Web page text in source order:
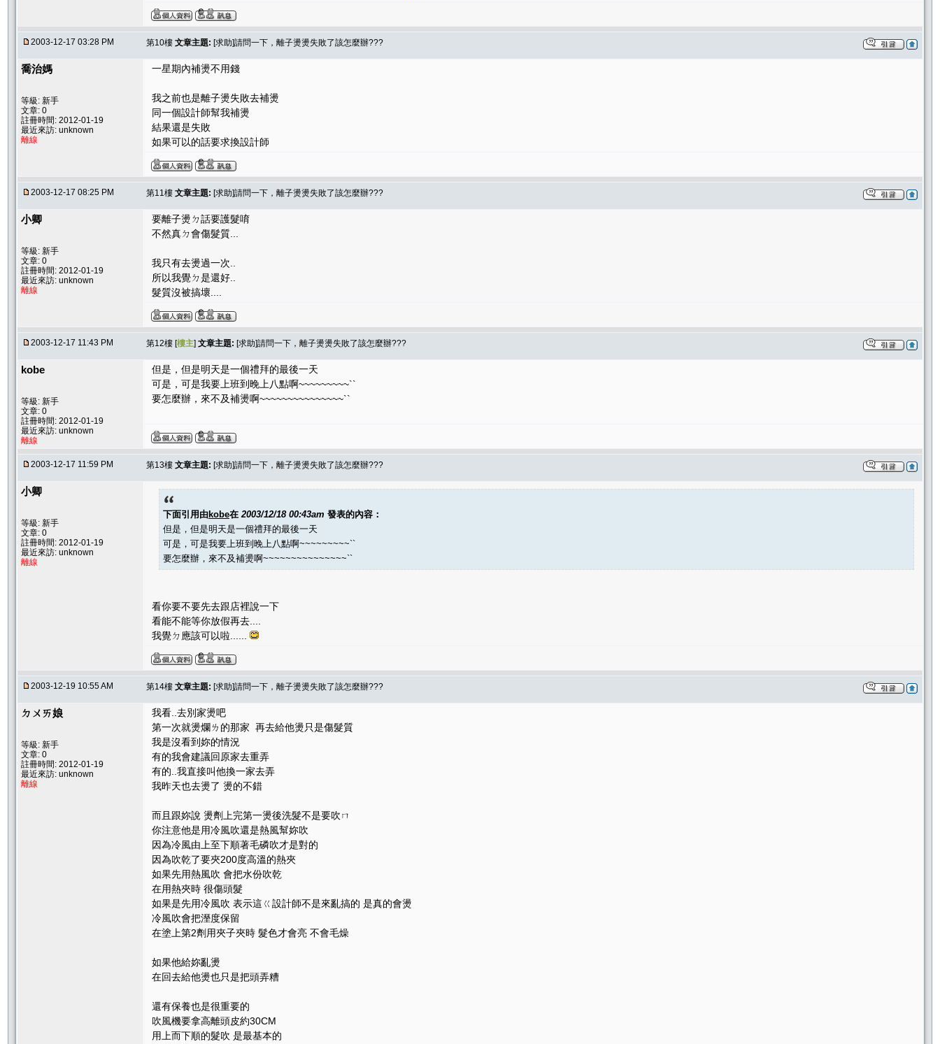
2003-12-17 03:28 PM 第10樓 文章主題: [求助]請問一下，離子燙燙失敗了該怎麼辦???
喬治媽
等級: 新手
文章: 0
註冊時間: 2012-01-19
最近來訪: unknown
離線
一星期內補燙不用錢
我之前也是離子燙失敗去補燙
同一個設計師幫我補燙
結果還是失敗
如果可以的話要求換設計師
2003-12-17 08:25 PM 第11樓 文章主題: [求助]請問一下，離子燙燙失敗了該怎麼辦???
小卿
等級: 新手
文章: 0
註冊時間: 2012-01-19
最近來訪: unknown
離線
要離子燙ㄉ話要護髮唷
不然真ㄉ會傷髮質...
我只有去燙過一次..
所以我覺ㄉ是還好..
髮質沒被搞壞....
2003-12-17 11:43 PM 第12樓 [樓主] 文章主題: [求助]請問一下，離子燙燙失敗了該怎麼辦???
kobe
等級: 新手
文章: 0
註冊時間: 2012-01-19
最近來訪: unknown
離線
但是，但是明天是一個禮拜的最後一天
可是，可是我要上班到晚上八點啊~~~~~~~~~``
要怎麼辦，來不及補燙啊~~~~~~~~~~~~~~~``
2003-12-17 11:59 PM 第13樓 文章主題: [求助]請問一下，離子燙燙失敗了該怎麼辦???
小卿
等級: 新手
文章: 0
註冊時間: 2012-01-19
最近來訪: unknown
離線
下面引用由kobe在 2003/12/18 00:43am 發表的內容：
但是，但是明天是一個禮拜的最後一天
可是，可是我要上班到晚上八點啊~~~~~~~~~``
要怎麼辦，來不及補燙啊~~~~~~~~~~~~~~~``
看你要不要先去跟店裡說一下
看能不能等你放假再去....
我覺ㄉ應該可以啦......
2003-12-19 10:55 AM 第14樓 文章主題: [求助]請問一下，離子燙燙失敗了該怎麼辦???
ㄉㄨㄞ娘
等級: 新手
文章: 0
註冊時間: 2012-01-19
最近來訪: unknown
離線
我看..去別家燙吧
第一次就燙爛ㄌ的那家 再去給他燙只是傷髮質
我是沒看到妳的情況
有的我會建議回原家去重弄
有的..我直接叫他換一家去弄
我昨天也去燙了 燙的不錯
而且跟妳說 燙劑上完第一燙後洗髮不是要吹ㄇ
你注意他是用冷風吹還是熱風幫妳吹
因為冷風由上至下順著毛磷吹才是對的
因為吹乾了要夾200度高溫的熱夾
如果先用熱風吹 會把水份吹乾
在用熱夾時 很傷頭髮
如果是先用冷風吹 表示這ㄍ設計師不是來亂搞的 是真的會燙
冷風吹會把溼度保留
在塗上第2劑用夾子夾時 髮色才會亮 不會毛燥
如果他給妳亂燙
在回去給他燙也只是把頭弄糟
還有保養也是很重要的
吹風機要拿高離頭皮約30CM
用上而下順的髮吹 是最基本的